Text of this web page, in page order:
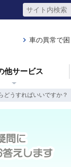
車の異常で
他サービス
どうすればいいですか？